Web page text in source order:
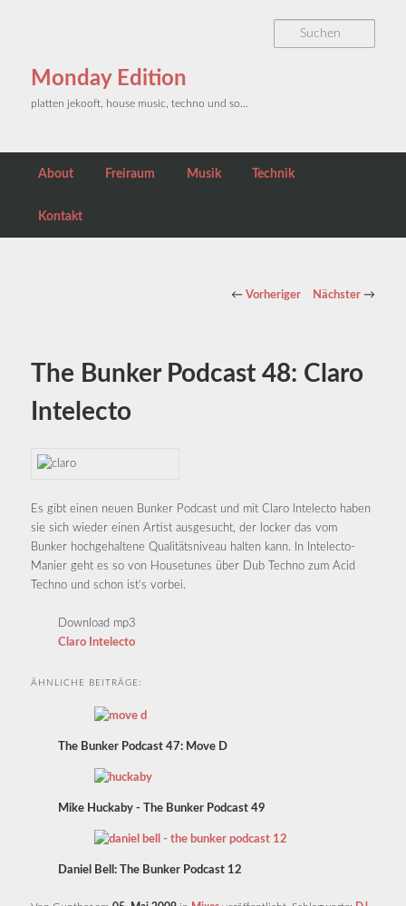
Monday Edition
platten jekooft, house music, techno und so…
About Freiraum Musik Technik
Kontakt
Beitragsnavigation
←Vorheriger Nächster →
The Bunker Podcast 48: Claro
Intelecto
Es gibt einen neuen Bunker Podcast und mit Claro Intelecto haben
sie sich wieder einen Artist ausgesucht, der locker das vom
Bunker hochgehaltene Qualitätsniveau halten kann. In Intelecto-
Manier geht es so von Housetunes über Dub Techno zum Acid
Techno und schon ist’s vorbei.
Download mp3
Claro Intelecto
ÄHNLICHE BEITRÄGE:
The Bunker Podcast 47: Move D
Mike Huckaby - The Bunker Podcast 49
Daniel Bell: The Bunker Podcast 12